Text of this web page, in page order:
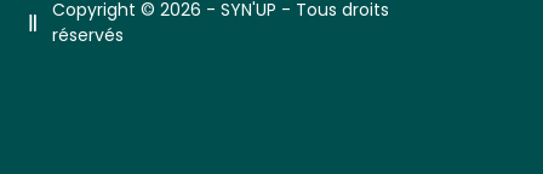
Copyright © 2026 - SYN'UP - Tous droits
réservés​